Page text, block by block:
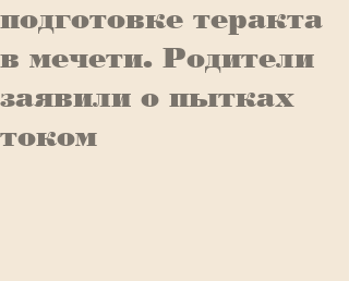
подготовке теракта
в мечети. Родители
заявили о пытках
током